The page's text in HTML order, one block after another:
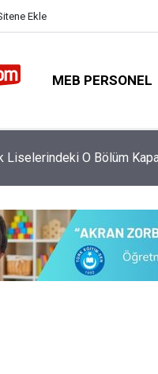
Ekle
MEB PERSONEL
Yönetici Atama Tercihleri